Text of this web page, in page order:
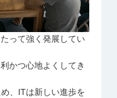
って強く発展してい
かつ心地よくしてき
、ITは新しい進歩を